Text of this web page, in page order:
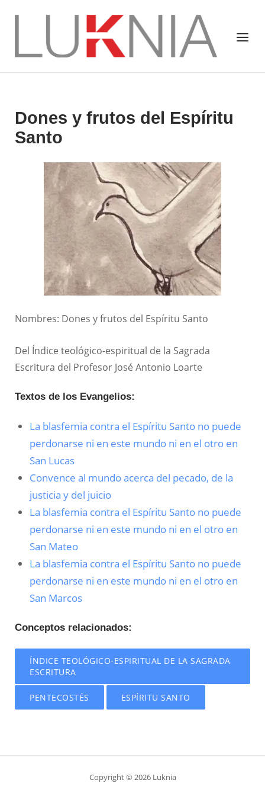
Menú
Dones y frutos del Espíritu
Santo
Nombres: Dones y frutos del Espíritu Santo
Del Índice teológico-espiritual de la Sagrada
Escritura del Profesor José Antonio Loarte
Textos de los Evangelios:
La blasfemia contra el Espíritu Santo no puede
perdonarse ni en este mundo ni en el otro en
San Lucas
Convence al mundo acerca del pecado, de la
justicia y del juicio
La blasfemia contra el Espíritu Santo no puede
perdonarse ni en este mundo ni en el otro en
San Mateo
La blasfemia contra el Espíritu Santo no puede
perdonarse ni en este mundo ni en el otro en
San Marcos
Conceptos relacionados:
ÍNDICE TEOLÓGICO-ESPIRITUAL DE LA SAGRADA
ESCRITURA
PENTECOSTÉS ESPÍRITU SANTO
Copyright © 2026 Luknia